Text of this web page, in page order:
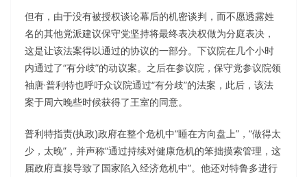
但有，由于没有被授权谈论幕后的机密谈判，而不愿透露姓
名的其他党派建议保守党坚持将最终表决权做为分庭表决，
这是让该法案得以通过的协议的一部分。下议院在几个小时
内通过了“有分歧”的动议案。之后在参议院，保守党参议院领
袖唐·普利特也呼吁众议院通过“有分歧”的法案，此后，该法
案于周六晚些时候获得了王室的同意。
普利特指责(执政)政府在整个危机中“睡在方向盘上”，“做得太
少，太晚”，并声称“通过持续对健康危机的笨拙摸索管理，这
届政府直接导致了国家陷入经济危机中”。他还对特鲁多进行